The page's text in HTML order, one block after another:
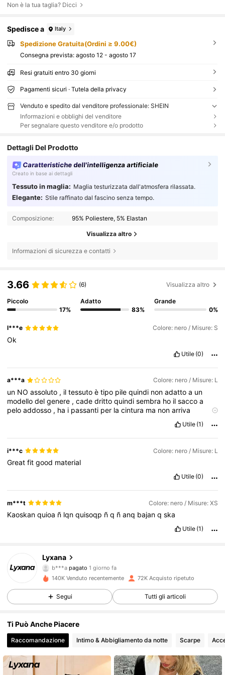
Non è la tua taglia? Dicci
Spedisce a Italy
Spedizione Gratuita(Ordini ≥ 9.00€)
Consegna prevista: agosto 12 - agosto 17
Resi gratuiti entro 30 giorni
Pagamenti sicuri · Tutela della privacy
Venduto e spedito dal venditore professionale: SHEIN
Informazioni e obblighi del venditore
Per segnalare questo venditore e/o prodotto
Dettagli Del Prodotto
Caratteristiche dell'intelligenza artificiale
Creato in base ai dettagli
Tessuto in maglia: Maglia testurizzata dall'atmosfera rilassata.
Elegante: Stile raffinato dal fascino senza tempo.
Composizione: 95% Poliestere, 5% Elastan
Visualizza altro
Informazioni di sicurezza e contatti
3.66 (6) Visualizza altro
Piccolo
17%
Adatto
83%
Grande
0%
l***e Colore: nero / Misure: S
Ok
Utile (0)
a***a Colore: nero / Misure: L
un NOassoluto , iltessutoètipo pilequindi nonadattoa un
modellodelgenere ,cadedrittoquindisembra ho ilsaccoa
peloaddosso , ha i passanti per lacintura ma nonarriva
Utile (1)
i***c Colore: nero / Misure: L
Greatfitgood material
Utile (0)
m***t Colore: nero / Misure: XS
Kaoskanquioa ñ lqnquisoqp ñq ñanq bajanqska
Utile (1)
Lyxana
4.79
47K Follower
b***apagato 1 giorno fa
4.79 47K Follower
4.79 47K Follower
4.79
140K Venduto recentemente 72K Acquisto ripetuto
Segui Tutti gli articoli
Ti Può Anche Piacere
Raccomandazione Intimo & Abbigliamento da notte Scarpe